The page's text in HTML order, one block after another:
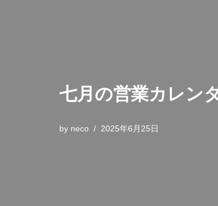
七月の営業カレン
by neco 2025年6月25日